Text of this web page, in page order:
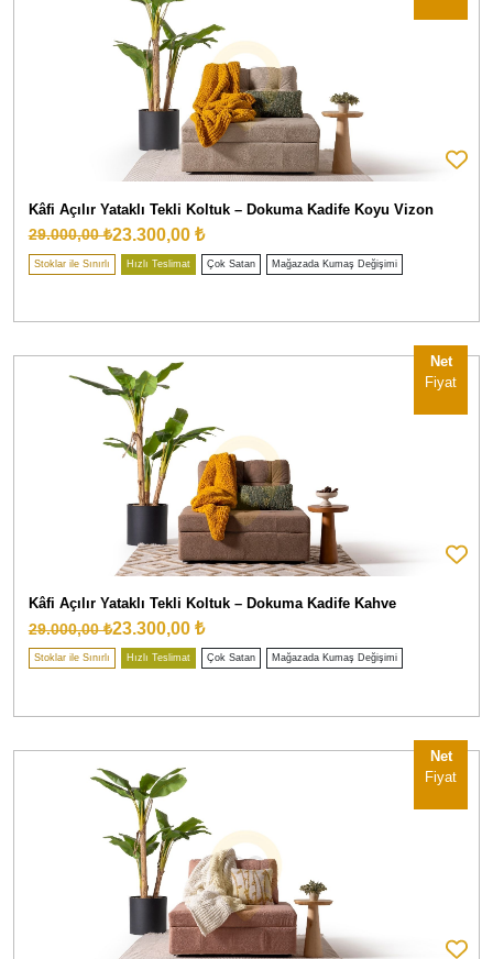
Kâfi Açılır Yataklı Tekli Koltuk – Dokuma Kadife Koyu Vizon
29.000,00 ₺23.300,00 ₺
Stoklar ile Sınırlı Hızlı Teslimat Çok Satan Mağazada Kumaş Değişimi
Net
Fiyat
Kâfi Açılır Yataklı Tekli Koltuk – Dokuma Kadife Kahve
29.000,00 ₺23.300,00 ₺
Stoklar ile Sınırlı Hızlı Teslimat Çok Satan Mağazada Kumaş Değişimi
Net
Fiyat